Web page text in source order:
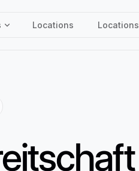
Locations Locations